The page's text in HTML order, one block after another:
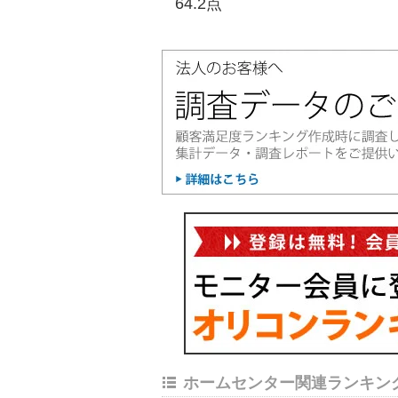
64.2点
ホームセンター関連ランキン